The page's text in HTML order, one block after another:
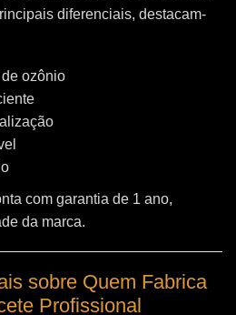
diferenciais, destacam-
ozônio
com garantia de 1 ano,
da marca.
sobre Quem Fabrica
Profissional